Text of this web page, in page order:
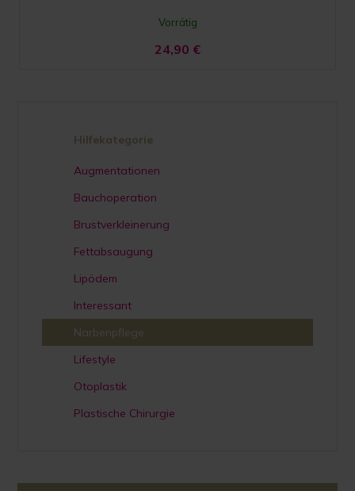
Vorrätig
24,90 €
Hilfekategorie
Augmentationen
Bauchoperation
Brustverkleinerung
Fettabsaugung
Lipödem
Interessant
Narbenpflege
Lifestyle
Otoplastik
Plastische Chirurgie